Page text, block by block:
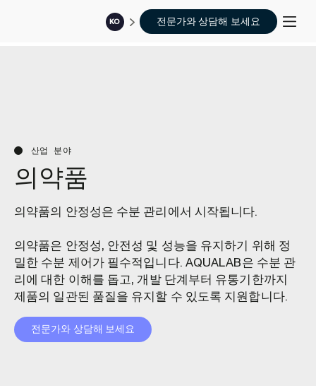
KO 전문가와 상담해 보세요
산업 분야
의약품
의약품의 안정성은 수분 관리에서 시작됩니다.
의약품은 안정성, 안전성 및 성능을 유지하기 위해 정
밀한 수분 제어가 필수적입니다. AQUALAB은 수분 관
리에 대한 이해를 돕고, 개발 단계부터 유통기한까지
제품의 일관된 품질을 유지할 수 있도록 지원합니다.
전문가와 상담해 보세요